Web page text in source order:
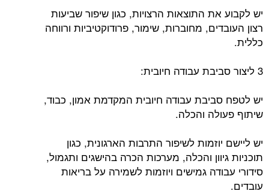
יש לקבוע את התוצאות הרצויות, כגון שיפור שביעות
רצון העובדים, מחוברות, שימור, פרודוקטיביות ורווחה
כללית.
3 ליצור סביבת עבודה חיובית:
יש לטפח סביבת עבודה חיובית המקדמת אמון, כבוד,
שיתוף פעולה והכלה.
יש ליישם יוזמות לשיפור התרבות הארגונית, כגון
תוכניות גיוון והכלה, מערכות הכרה בהישגים ותגמול,
סידורי עבודה גמישים ויוזמות לשמירה על בריאות
עובדים.